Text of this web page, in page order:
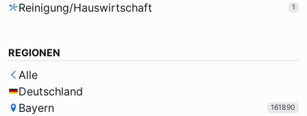
Reinigung/Hauswirtschaft 1
REGIONEN
Alle
Deutschland
Bayern
161890